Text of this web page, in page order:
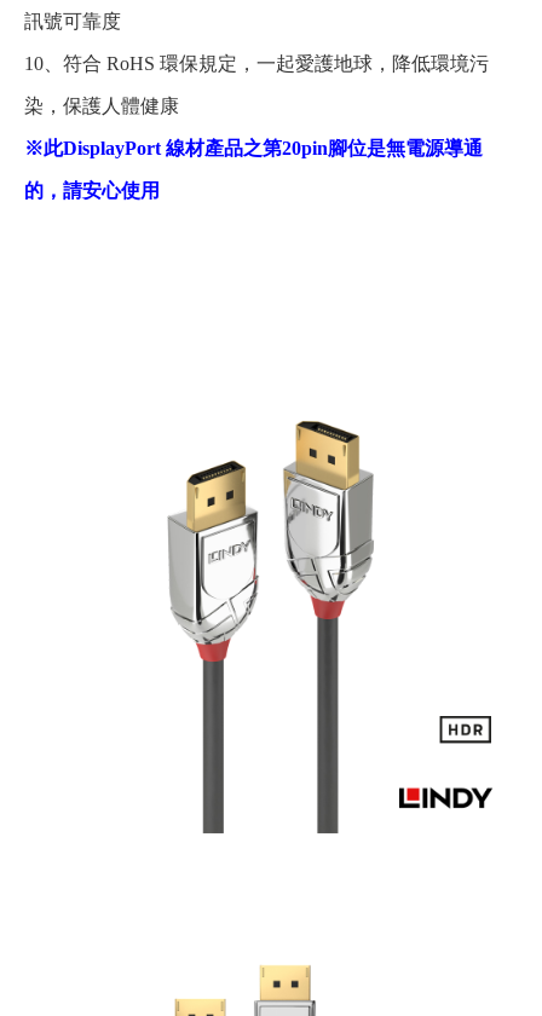
訊號可靠度
10、符合 RoHS 環保規定，一起愛護地球，降低環境污
染，保護人體健康
※此DisplayPort 線材產品之第20pin腳位是無電源導通
的，請安心使用